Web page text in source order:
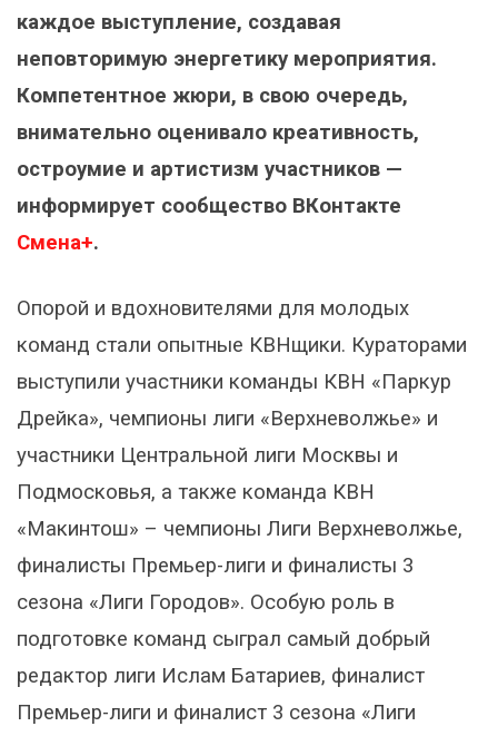
каждое выступление, создавая
неповторимую энергетику мероприятия.
Компетентное жюри, в свою очередь,
внимательно оценивало креативность,
остроумие и артистизм участников —
информирует сообщество ВКонтакте
Смена+.
Опорой и вдохновителями для молодых
команд стали опытные КВНщики. Кураторами
выступили участники команды КВН «Паркур
Дрейка», чемпионы лиги «Верхневолжье» и
участники Центральной лиги Москвы и
Подмосковья, а также команда КВН
«Макинтош» – чемпионы Лиги Верхневолжье,
финалисты Премьер-лиги и финалисты 3
сезона «Лиги Городов». Особую роль в
подготовке команд сыграл самый добрый
редактор лиги Ислам Батариев, финалист
Премьер-лиги и финалист 3 сезона «Лиги